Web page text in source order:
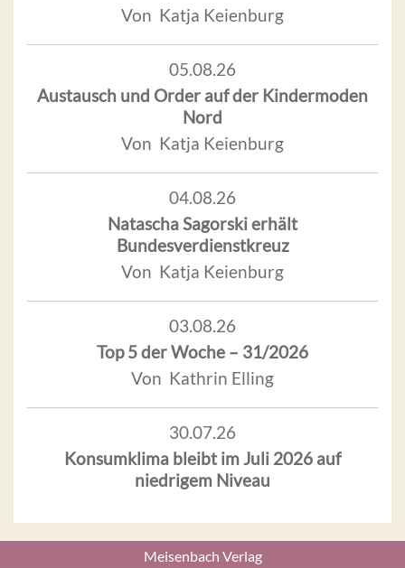
Von Katja Keienburg
05.08.26
Austausch und Order auf der Kindermoden
Nord
Von Katja Keienburg
04.08.26
Natascha Sagorski erhält
Bundesverdienstkreuz
Von Katja Keienburg
03.08.26
Top 5 der Woche – 31/2026
Von Kathrin Elling
30.07.26
Konsumklima bleibt im Juli 2026 auf
niedrigem Niveau
Meisenbach Verlag